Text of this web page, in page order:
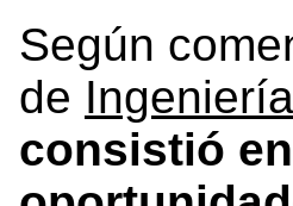
Según
de
consistió